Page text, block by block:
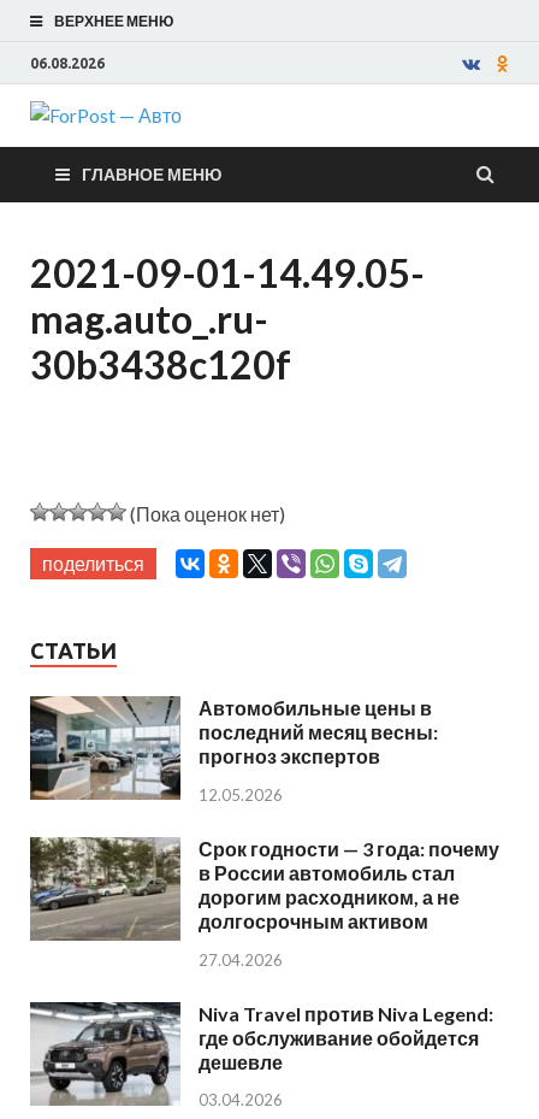
ВЕРХНЕЕ МЕНЮ
06.08.2026
ForPost —
Авто
ГЛАВНОЕ МЕНЮ
2021-09-01-14.49.05-
mag.auto_.ru-
30b3438c120f
(Пока оценок нет)
поделиться
СТАТЬИ
Автомобильные цены в
последний месяц весны:
прогноз экспертов
12.05.2026
Срок годности — 3 года: почему
в России автомобиль стал
дорогим расходником, а не
долгосрочным активом
27.04.2026
Niva Travel против Niva Legend:
где обслуживание обойдется
дешевле
03.04.2026